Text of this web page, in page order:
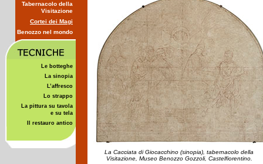
Tabernacolo della
Visitazione
Cortei dei Magi
Benozzo nel mondo
Le botteghe
La sinopia
L’affresco
Lo strappo
La pittura su tavola
e su tela
Il restauro antico
La Cacciata di Giocacchino (sinopia), tabernacolo della
Visitazione, Museo Benozzo Gozzoli, Castelfiorentino.